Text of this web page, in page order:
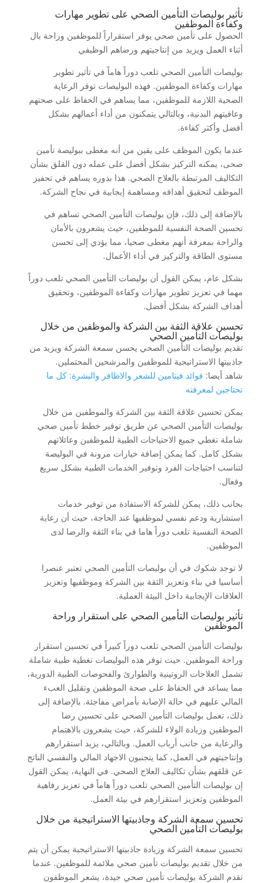
تأثير بوليصات التأمين الصحي على تطوير مهارات
وكفاءة الموظفين
الحصول على تأمين صحي يوفر استقراراً للموظفين وراحة بال
أثناء العمل ويزيد من إنتاجيتهم ورضاهم الوظيفي
بوليصات التأمين الصحي تلعب دوراً هاماً في تأثير تطوير
مهارات وكفاءة الموظفين. فهذه البوليصات توفر الرعاية
الصحية اللازمة للموظفين، مما يساهم في الحفاظ على صحتهم
وعافيتهم البدنية، وبالتالي يتمكنون من أداء أعمالهم بشكل
أفضل وأكثر كفاءة.
عندما يكون الموظف على يقين من أنه مغطى ببوليصة تأمين
صحى، يمكنه التركيز بشكل أفضل على عمله دون القلق بشأن
التكاليف المرتبطة بالعلاج الصحي. هذا بدوره يساهم في تحفيز
الموظف لتحقيق أهدافه ومساهمة إيجابية في نجاح الشركة.
بالإضافة إلى ذلك، فإن بوليصات التأمين الصحي تساهم في
تحسين الصحة النفسية للموظفين، حيث يشعرون بالأمان
والراحة بمعرفة أنهم مغطى صحيا، مما يؤدي إلى تحسن
مستوى الطاقة والتركيز في أداء الأعمال.
بشكل عام، يمكن القول أن بوليصات التأمين الصحي تلعب دوراً
مهما في تعزيز تطوير مهارات وكفاءة الموظفين، وتحقيق
أهداف الشركة بشكل أفضل.
تحسين علاقة الثقة بين الشركة والموظفين من خلال
بوليصات التأمين الصحي
تقديم بوليصات التأمين الصحي يحسن سمعة الشركة ويزيد من
جاذبيتها الاستراتيجية للموظفين والمرشحين المحتملين.
شاهد أيضا: فوائد فيتامين للشعر والاظافر والبشرة: كل ما
تحتاجين لمعرفته
يمكن تحسين علاقة الثقة بين الشركة والموظفين من خلال
بوليصات التأمين الصحي عن طريق توفير خطط تأمين صحي
شاملة تغطي جميع الاحتياجات الطبية للموظفين وعائلاتهم
بشكل كامل. كما يمكن إضافة خيارات مرونة في البوليصة
لتناسب احتياجات الفرد وتوفير الخدمات الطبية بشكل سريع
وفعال.
بجانب ذلك، يمكن للشركة الاستفادة من توفير خدمات
استشارية ودعم نفسي لموظفيها عند الحاجة، حيث أن رعاية
الصحة النفسية تلعب دوراً هاما في بناء الثقة والرضا لدى
الموظفين.
لا توجد شكوك في أن بوليصات التأمين الصحي تعتبر عنصرا
أساسيا في بناء وتعزيز الثقة بين الشركة وموظفيها وتعزيز
العلاقات الإيجابية داخل البيئة العملية.
تأثير بوليصات التأمين الصحي على استقرار وراحة
الموظفين
بوليصات التأمين الصحي تلعب دوراً كبيراً في تحسين استقرار
وراحة الموظفين. حيث توفر هذه البوليصات تغطية طبية شاملة
تشمل العلاجات الروتينية والطوارئ والفحوصات الطبية الدورية،
مما يساعد في الحفاظ على صحة الموظفين وتقليل العبء
المالي عليهم في حالة الإصابة بأمراض مفاجئة. بالإضافة إلى
ذلك، تعمل بوليصات التأمين الصحي على تحسين رضا
الموظفين وزيادة الولاء للشركة، حيث يشعرون بالاهتمام
والرعاية من جانب أرباب العمل. وبالتالي، يزيد استقرارهم
وإنتاجيتهم في العمل، كما يتجنبون الاجهاد المالي والنفسي الناتج
عن قلقهم بشأن تكاليف العلاج الصحي. في النهاية، يمكن القول
إن بوليصات التأمين الصحي تلعب دوراً هاماً في تعزيز رفاهية
الموظفين وتعزيز استقرارهم في بيئة العمل.
تحسين سمعة الشركة وجاذبيتها الاستراتيجية من خلال
بوليصات التأمين الصحي
تحسين سمعة الشركة وزيادة جاذبيتها الاستراتيجية يمكن أن يتم
من خلال تقديم بوليصات تأمين صحي ملائمة للموظفين. عندما
تقدم الشركة بوليصات تأمين صحي جيدة، يشعر الموظفون